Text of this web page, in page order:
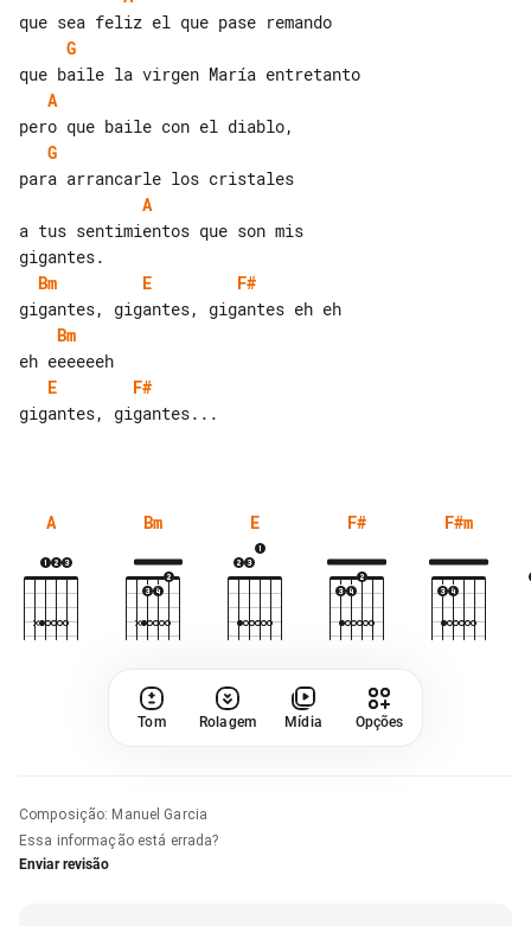
G
A
G
A
a tus sentimientos que son mis
Bm
E
F#
Bm
E
F#
gigantes, gigantes...
A Bm E F# F#m
Tom Rolagem Mídia Opções
Composição: Manuel Garcia
Essa informação está errada?
Enviar revisão